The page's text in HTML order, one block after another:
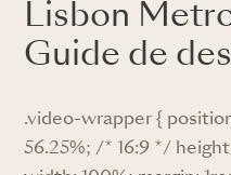
Lisbon
Guide de
.video-wrapper {
56.25%; /* 16:9 */